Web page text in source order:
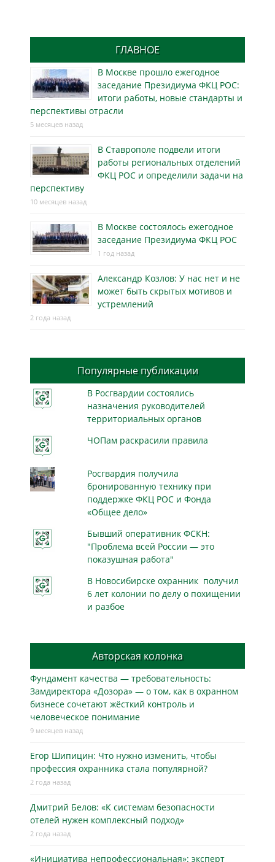
ГЛАВНОЕ
В Москве прошло ежегодное
заседание Президиума ФКЦ РОС:
итоги работы, новые стандарты и
перспективы отрасли
5 месяцев назад
В Ставрополе подвели итоги
работы региональных отделений
ФКЦ РОС и определили задачи на
перспективу
10 месяцев назад
В Москве состоялось ежегодное
заседание Президиума ФКЦ РОС
1 год назад
Александр Козлов: У нас нет и не
может быть скрытых мотивов и
устремлений
2 года назад
Популярные публикации
В Росгвардии состоялись
назначения руководителей
территориальных органов
ЧОПам раскрасили правила
Росгвардия получила
бронированную технику при
поддержке ФКЦ РОС и Фонда
«Общее дело»
Бывший оперативник ФСКН:
"Проблема всей России — это
показушная работа"
В Новосибирске охранник получил
6 лет колонии по делу о похищении
и разбое
Авторская колонка
Фундамент качества — требовательность:
Замдиректора «Дозора» — о том, как в охранном
бизнесe сочетают жёсткий контроль и
человеческое понимание
9 месяцев назад
Егор Шипицин: Что нужно изменить, чтобы
профессия охранника стала популярной?
2 года назад
Дмитрий Белов: «К системам безопасности
отелей нужен комплексный подход»
2 года назад
«Инициатива непрофессиональная»: эксперт